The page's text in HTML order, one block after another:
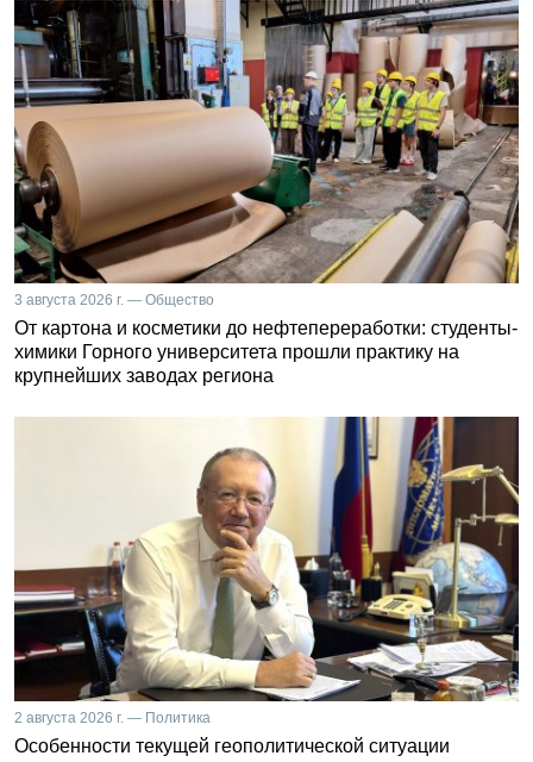
3 августа 2026 г. — Общество
От картона и косметики до нефтепереработки: студенты-
химики Горного университета прошли практику на
крупнейших заводах региона
2 августа 2026 г. — Политика
Особенности текущей геополитической ситуации